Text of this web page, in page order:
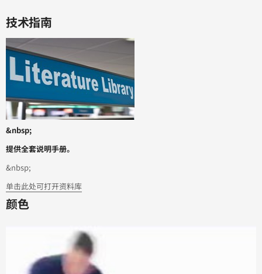
技术指南
&nbsp;
提供全套说明手册。
&nbsp;
单击此处可打开资料库
颜色